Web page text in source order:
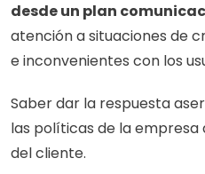
desde un plan
atención a situaciones de
e inconvenientes con los
Saber dar la respuesta
las políticas de la empresa
del cliente.